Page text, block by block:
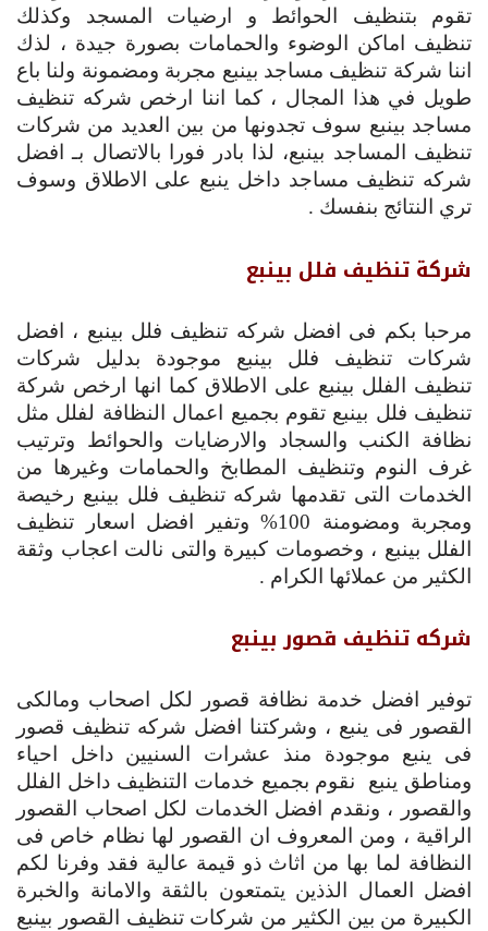
تقوم بتنظيف الحوائط و ارضيات المسجد وكذلك
تنظيف اماكن الوضوء والحمامات بصورة جيدة ، لذك
اننا شركة تنظيف مساجد بينبع مجربة ومضمونة ولنا باع
طويل في هذا المجال ، كما اننا ارخص شركه تنظيف
مساجد بينبع سوف تجدونها من بين العديد من شركات
تنظيف المساجد بينبع، لذا بادر فورا بالاتصال بـ افضل
شركه تنظيف مساجد داخل ينبع على الاطلاق وسوف
تري النتائج بنفسك .
شركة تنظيف فلل بينبع
مرحبا بكم فى افضل شركه تنظيف فلل بينبع ، افضل
شركات تنظيف فلل بينبع موجودة بدليل شركات
تنظيف الفلل بينبع على الاطلاق كما انها ارخص شركة
تنظيف فلل بينبع تقوم بجميع اعمال النظافة لفلل مثل
نظافة الكنب والسجاد والارضايات والحوائط وترتيب
غرف النوم وتنظيف المطابخ والحمامات وغيرها من
الخدمات التى تقدمها شركه تنظيف فلل بينبع رخيصة
ومجربة ومضومنة 100% وتفير افضل اسعار تنظيف
الفلل بينبع ، وخصومات كبيرة والتى نالت اعجاب وثقة
الكثير من عملائها الكرام .
شركه تنظيف قصور بينبع
توفير افضل خدمة نظافة قصور لكل اصحاب ومالكى
القصور فى ينبع ، وشركتنا افضل شركه تنظيف قصور
فى ينبع موجودة منذ عشرات السنيين داخل احياء
ومناطق ينبع نقوم بجميع خدمات التنظيف داخل الفلل
والقصور ، ونقدم افضل الخدمات لكل اصحاب القصور
الراقية ، ومن المعروف ان القصور لها نظام خاص فى
النظافة لما بها من اثاث ذو قيمة عالية فقد وفرنا لكم
افضل العمال الذذين يتمتعون بالثقة والامانة والخبرة
الكبيرة من بين الكثير من شركات تنظيف القصور بينبع